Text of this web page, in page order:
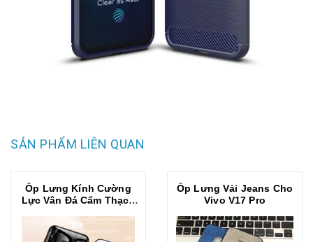
SẢN PHẨM LIÊN QUAN
Ốp Lưng Kính Cường
Lực Vân Đá Cẩm Thạch
Ốp Lưng Vải Jeans Cho
Vivo V17 Pro